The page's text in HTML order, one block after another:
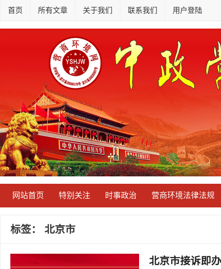
首页 所有文章 关于我们 联系我们 用户登陆
网站首页 特别关注 时事政治 营商环境法律法规
标签： 北京市
北京市接诉即